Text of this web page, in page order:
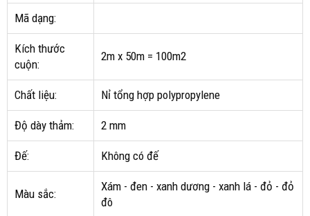
Mã dạng:
Kích thước
cuộn:
2m x 50m = 100m2
Chất liệu: Nỉ tổng hợp polypropylene
Độ dày thảm: 2 mm
Đế: Không có đế
Màu sắc:
Xám - đen - xanh dương - xanh lá - đỏ - đỏ
đô